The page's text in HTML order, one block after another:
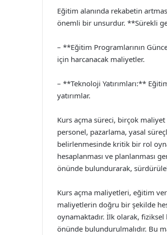
Eğitim alanında rekabetin
önemli bir unsurdur. **Sürekli
– **Eğitim Programlarının
için harcanacak maliyetler.
– **Teknoloji Yatırımları:**
yatırımlar.
Kurs açma süreci, birçok
personel, pazarlama, yasal
belirlenmesinde kritik bir rol
hesaplanması ve planlanması
önünde bulundurarak,
Kurs açma maliyetleri, eğitim
maliyetlerin doğru bir şekilde
oynamaktadır. İlk olarak, fiziksel
önünde bulundurulmalıdır. Bu